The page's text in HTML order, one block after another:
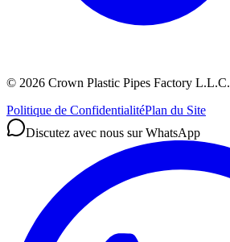
© 2026 Crown Plastic Pipes Factory L.L.C.
Politique de ConfidentialitéPlan du Site
Discutez avec nous sur WhatsApp